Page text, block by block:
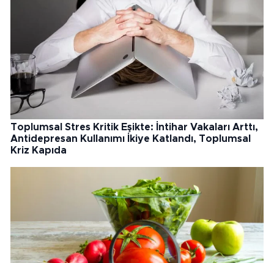
Toplumsal Stres Kritik Eşikte: İntihar Vakaları Arttı,
Antidepresan Kullanımı İkiye Katlandı, Toplumsal
Kriz Kapıda